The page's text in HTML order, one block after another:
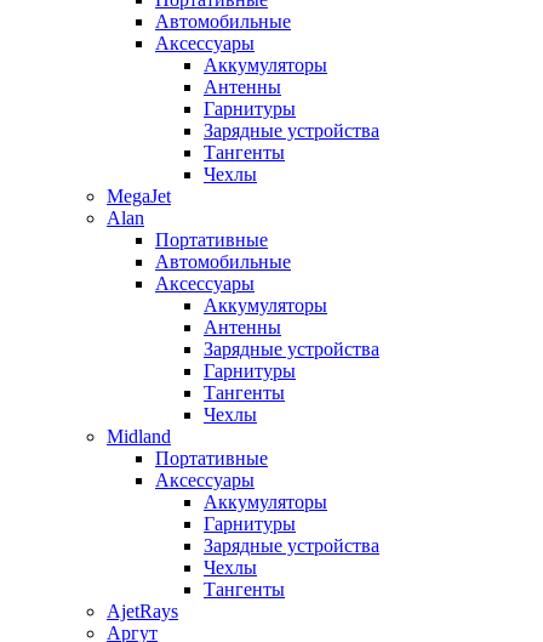
Автомобильные
Аксессуары
Аккумуляторы
Антенны
Гарнитуры
Зарядные устройства
Тангенты
Чехлы
MegaJet
Alan
Портативные
Автомобильные
Аксессуары
Аккумуляторы
Антенны
Зарядные устройства
Гарнитуры
Тангенты
Чехлы
Midland
Портативные
Аксессуары
Аккумуляторы
Гарнитуры
Зарядные устройства
Чехлы
Тангенты
AjetRays
Аргут